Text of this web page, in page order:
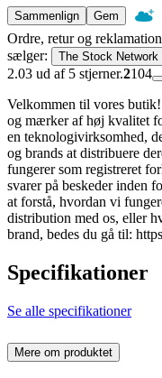
Sammenlign
Gem
Ordre, retur og
sælger:
The Stock Network
2.03 ud af 5 stjerner.2104
Velkommen til vores
og mærker af høj kvalitet
en teknologivirksomhed,
og brands at distribuere
fungerer som registreret
svarer på beskeder inden
at forstå, hvordan vi
distribution med os, eller
brand, bedes du gå til:
Specifikationer
Se alle specifikationer
Mere om produktet